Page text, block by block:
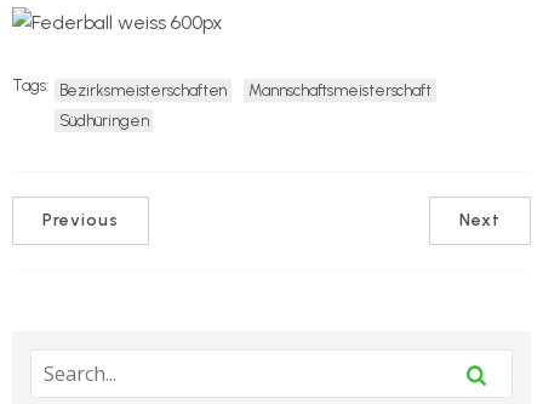
Tags: Bezirksmeisterschaften
Mannschaftsmeisterschaft
Südhüringen
Previous Next